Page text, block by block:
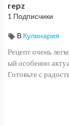
repz
1 Подписчики
В Кулинария
Рецепт очень
ый особенно
Готовьте с